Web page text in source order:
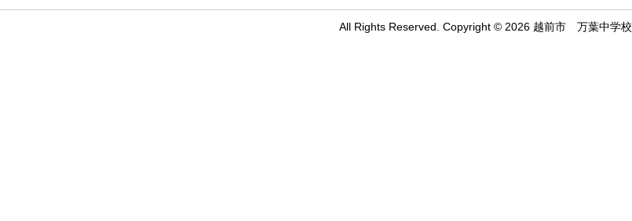
All Rights Reserved. Copyright © 2026 越前市 万葉中学校